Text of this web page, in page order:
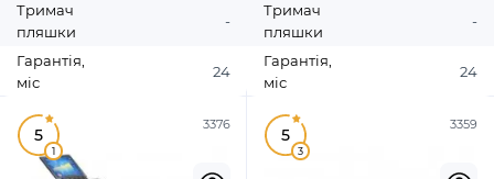
Тримач
пляшки
-
Гарантія,
міс
24
Тримач
пляшки
-
Гарантія,
міс
24
3376
5
1
3359
5
3